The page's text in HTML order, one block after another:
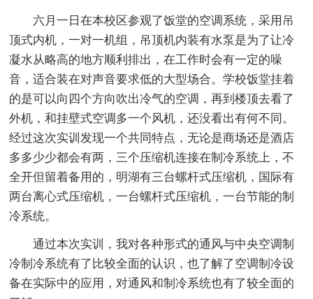
六月一日在本校区参观了饭堂的空调系统，采用吊
顶式内机，一对一机组，吊顶机内装有水泵是为了让冷
凝水从略高的地方顺利排出，在工作时会有一定的噪
音，适合装在对声音要求低的大型场合。学校饭堂挂着
的是可以向四个方向吹出冷气的空调，再到楼顶去看了
外机，和挂壁式空调多一个风机，还没看出有何不同。
经过这次实训发现一个共同特点，无论是商场还是酒店
多多少少都会有两，三个压缩机连接在制冷系统上，不
全开但留着备用的，明湖有三台螺杆式压缩机，国际有
两台离心式压缩机，一台螺杆式压缩机，一台节能的制
冷系统。
通过本次实训，我对各种形式的通风与中央空调制
冷制冷系统有了比较全面的认识，也了解了空调制冷设
备在实际中的应用，对通风和制冷系统也有了较全面的